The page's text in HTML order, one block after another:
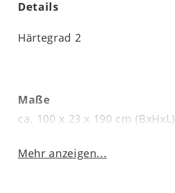
Details
Härtegrad 2
Maße
ca. 100 x 23 x 190 cm (BxHxL)
Kernhöhe 20 cm
Mehr anzeigen...